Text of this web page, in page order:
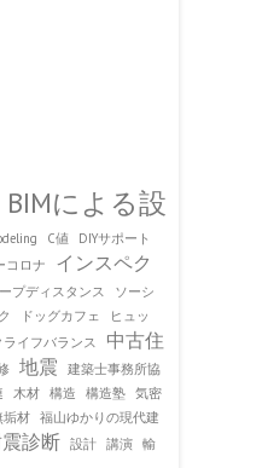
BIMによる設
C値
DIYサポート
コロナ
インスペク
プディスタンス
ソーシ
ドッグカフェ
ヒュッ
ライフバランス
中古住
地震
建築士事務所協
木材 構造 構造塾 気密
垢材 福山ゆかりの現代建
診断 設計 講演 輸